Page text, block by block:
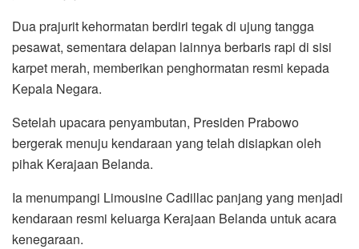
Dua prajurit kehormatan berdiri tegak di ujung tangga
pesawat, sementara delapan lainnya berbaris rapi di sisi
karpet merah, memberikan penghormatan resmi kepada
Kepala Negara.
Setelah upacara penyambutan, Presiden Prabowo
bergerak menuju kendaraan yang telah disiapkan oleh
pihak Kerajaan Belanda.
Ia menumpangi Limousine Cadillac panjang yang menjadi
kendaraan resmi keluarga Kerajaan Belanda untuk acara
kenegaraan.